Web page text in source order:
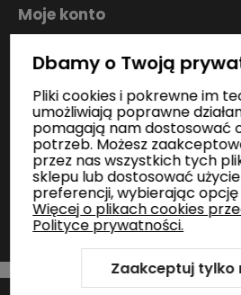
Moje konto
Zakupy
Informacje
Kontakt
Szablon Shoper Modern 3.0™od
Dbamy o Twoją
Pliki cookies i pokrewne im
umożliwiają poprawne
pomagają nam dostosować
potrzeb. Możesz
przez nas wszystkich tych
sklepu lub dostosować
preferencji, wybierając opcję
Więcej o plikach cookies
Polityce prywatności.
Zaakceptuj tylko